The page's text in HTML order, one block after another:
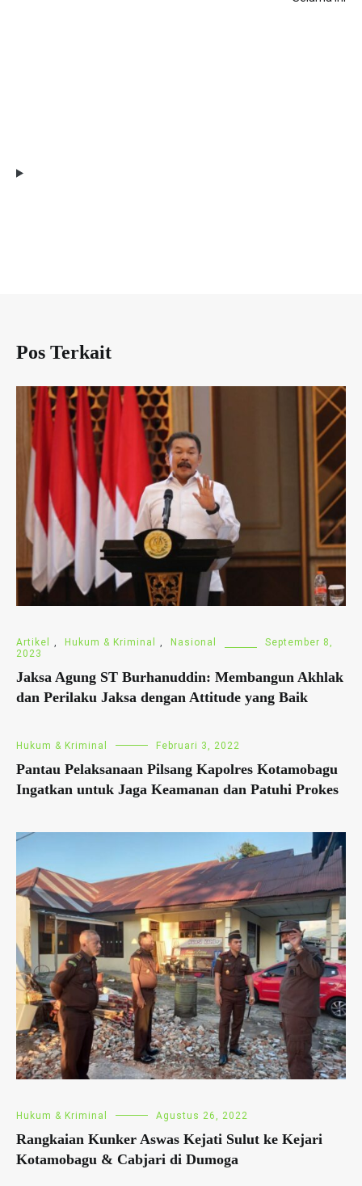
Pos Terkait
Artikel Hukum & Kriminal Nasional
September 8,
2023
Jaksa Agung ST Burhanuddin: Membangun Akhlak
dan Perilaku Jaksa dengan Attitude yang Baik
Hukum & Kriminal Februari 3, 2022
Pantau Pelaksanaan Pilsang Kapolres Kotamobagu
Ingatkan untuk Jaga Keamanan dan Patuhi Prokes
Hukum & Kriminal Agustus 26, 2022
Rangkaian Kunker Aswas Kejati Sulut ke Kejari
Kotamobagu & Cabjari di Dumoga